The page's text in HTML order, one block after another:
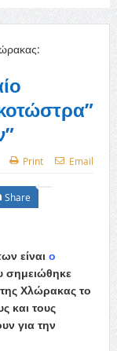
Print Email
Share
είναι ο
Χλώρακας το
και τους
για την